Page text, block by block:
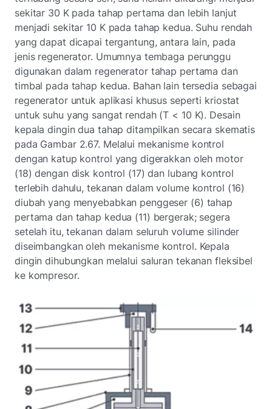
sekitar 30 K pada tahap pertama dan lebih lanjut
menjadi sekitar 10 K pada tahap kedua. Suhu rendah
yang dapat dicapai tergantung, antara lain, pada
jenis regenerator. Umumnya tembaga perunggu
digunakan dalam regenerator tahap pertama dan
timbal pada tahap kedua. Bahan lain tersedia sebagai
regenerator untuk aplikasi khusus seperti kriostat
untuk suhu yang sangat rendah (T < 10 K). Desain
kepala dingin dua tahap ditampilkan secara skematis
pada Gambar 2.67. Melalui mekanisme kontrol
dengan katup kontrol yang digerakkan oleh motor
(18) dengan disk kontrol (17) dan lubang kontrol
terlebih dahulu, tekanan dalam volume kontrol (16)
diubah yang menyebabkan penggeser (6) tahap
pertama dan tahap kedua (11) bergerak; segera
setelah itu, tekanan dalam seluruh volume silinder
diseimbangkan oleh mekanisme kontrol. Kepala
dingin dihubungkan melalui saluran tekanan fleksibel
ke kompresor.